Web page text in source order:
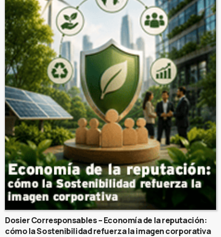
Dosier Corresponsables – Economía de la reputación:
cómo la Sostenibilidad refuerza la imagen corporativa